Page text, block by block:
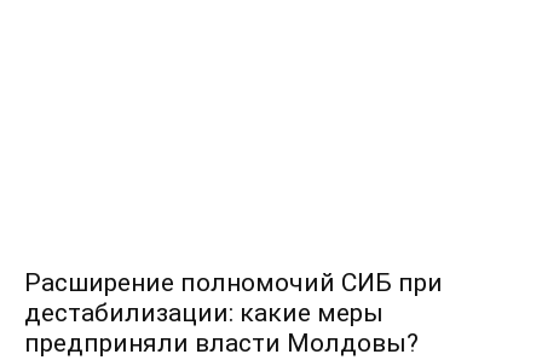
Расширение полномочий СИБ при
дестабилизации: какие меры
предприняли власти Молдовы?